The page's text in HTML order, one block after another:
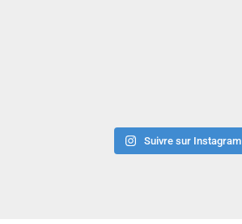
Suivre sur Instagram